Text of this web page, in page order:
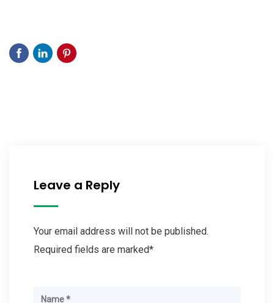
Leave a Reply
Your email address will not be published.
Required fields are marked*